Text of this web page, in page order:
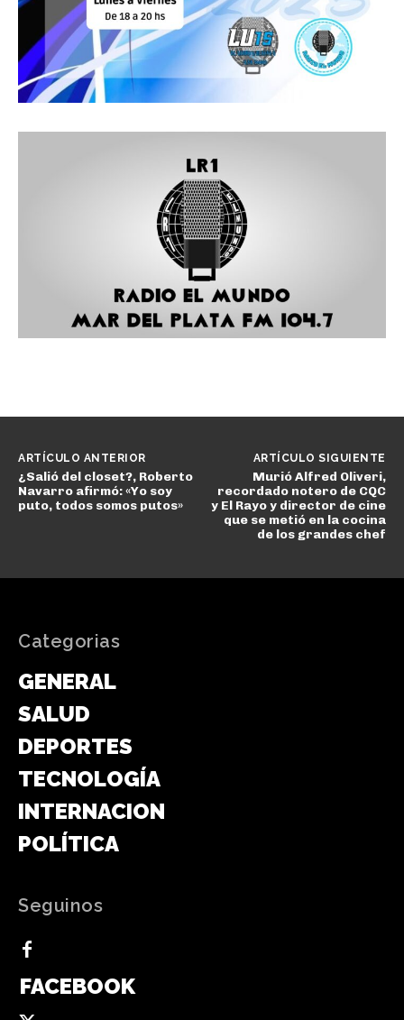
ARTÍCULO ANTERIOR
¿Salió del closet?, Roberto
Navarro afirmó: «Yo soy
puto, todos somos putos»
ARTÍCULO SIGUIENTE
Murió Alfred Oliveri,
recordado notero de CQC
y El Rayo y director de cine
que se metió en la cocina
de los grandes chef
Categorias
GENERAL
SALUD
DEPORTES
TECNOLOGÍA
INTERNACIONAL
POLÍTICA
Seguinos
FACEBOOK